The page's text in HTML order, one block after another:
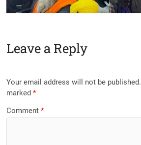
Leave a Reply
Your email address will not be published.
marked*
Comment*